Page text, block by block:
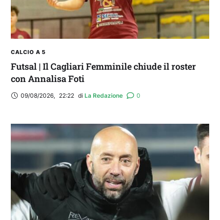
CALCIO A 5
Futsal | Il Cagliari Femminile chiude il roster
con Annalisa Foti
09/08/2026, 22:22 di La Redazione 0